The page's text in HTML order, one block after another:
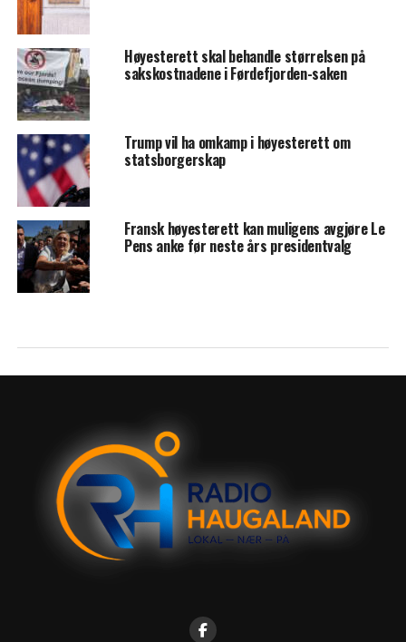
Høyesterett skal behandle størrelsen på
sakskostnadene i Førdefjorden-saken
Trump vil ha omkamp i høyesterett om
statsborgerskap
Fransk høyesterett kan muligens avgjøre Le
Pens anke før neste års presidentvalg